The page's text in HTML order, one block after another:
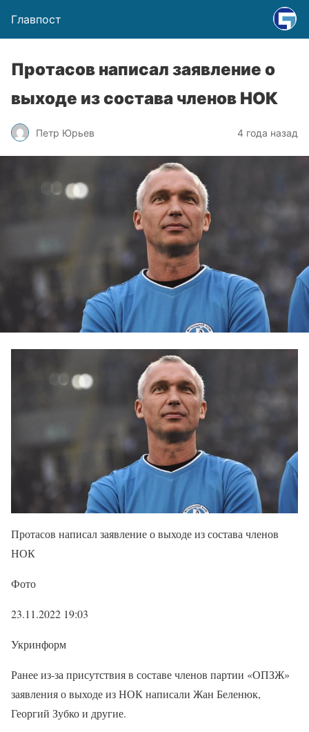
Главпост
Протасов написал заявление о
выходе из состава членов НОК
Петр Юрьев 4 года назад
Протасов написал заявление о выходе из состава членов
НОК
Фото
23.11.2022 19:03
Укринформ
Ранее из-за присутствия в составе членов партии «ОПЗЖ»
заявления о выходе из НОК написали Жан Беленюк,
Георгий Зубко и другие.